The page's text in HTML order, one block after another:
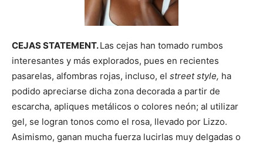
CEJAS STATEMENT.Las cejas han tomado rumbos
interesantes y más explorados, pues en recientes
pasarelas, alfombras rojas, incluso, el street style, ha
podido apreciarse dicha zona decorada a partir de
escarcha, apliques metálicos o colores neón; al utilizar
gel, se logran tonos como el rosa, llevado por Lizzo.
Asimismo, ganan mucha fuerza lucirlas muy delgadas o